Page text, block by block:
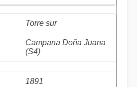
Torre sur
Campana Doña Juana
(S4)
1891